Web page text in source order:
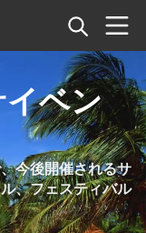
ベン
今後開催されるサ
、フェスティバル